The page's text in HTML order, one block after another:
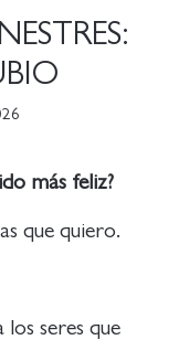
más feliz?
que quiero.
los seres que